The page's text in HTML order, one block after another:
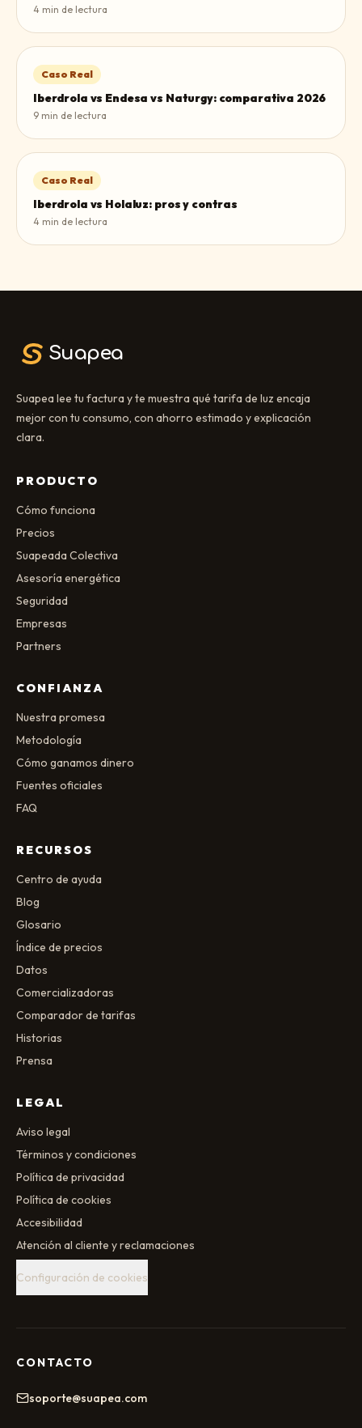
4 min de lectura
Caso Real
Iberdrola vs Endesa vs Naturgy: comparativa 2026
9 min de lectura
Caso Real
Iberdrola vs Holaluz: pros y contras
4 min de lectura
Suapea
Suapea lee tu factura y te muestra qué tarifa de luz encaja
mejor con tu consumo, con ahorro estimado y explicación
clara.
PRODUCTO
Cómo funciona
Precios
Suapeada Colectiva
Asesoría energética
Seguridad
Empresas
Partners
CONFIANZA
Nuestra promesa
Metodología
Cómo ganamos dinero
Fuentes oficiales
FAQ
RECURSOS
Centro de ayuda
Blog
Glosario
Índice de precios
Datos
Comercializadoras
Comparador de tarifas
Historias
Prensa
LEGAL
Aviso legal
Términos y condiciones
Política de privacidad
Política de cookies
Accesibilidad
Atención al cliente y reclamaciones
Configuración de cookies
CONTACTO
soporte@suapea.com